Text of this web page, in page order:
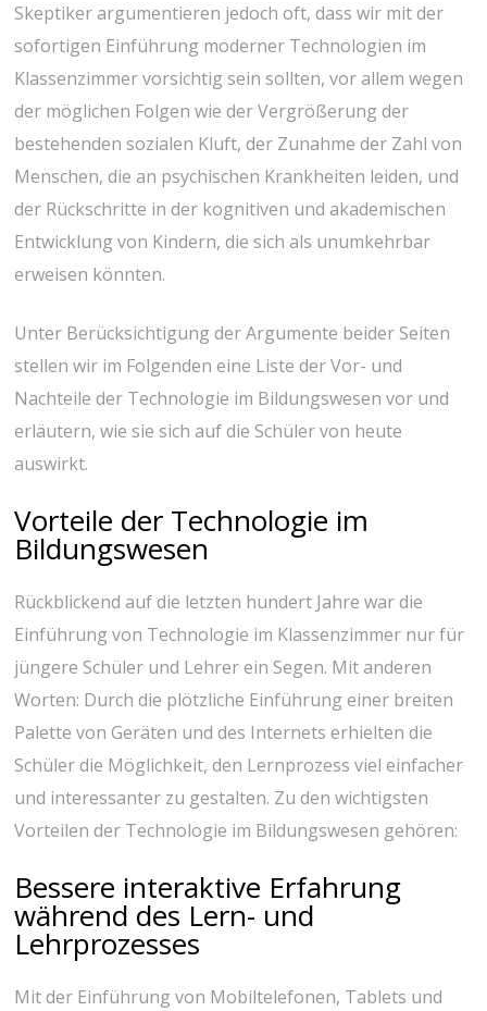
Skeptiker argumentieren jedoch oft, dass wir mit der
sofortigen Einführung moderner Technologien im
Klassenzimmer vorsichtig sein sollten, vor allem wegen
der möglichen Folgen wie der Vergrößerung der
bestehenden sozialen Kluft, der Zunahme der Zahl von
Menschen, die an psychischen Krankheiten leiden, und
der Rückschritte in der kognitiven und akademischen
Entwicklung von Kindern, die sich als unumkehrbar
erweisen könnten.
Unter Berücksichtigung der Argumente beider Seiten
stellen wir im Folgenden eine Liste der Vor- und
Nachteile der Technologie im Bildungswesen vor und
erläutern, wie sie sich auf die Schüler von heute
auswirkt.
Vorteile der Technologie im
Bildungswesen
Rückblickend auf die letzten hundert Jahre war die
Einführung von Technologie im Klassenzimmer nur für
jüngere Schüler und Lehrer ein Segen. Mit anderen
Worten: Durch die plötzliche Einführung einer breiten
Palette von Geräten und des Internets erhielten die
Schüler die Möglichkeit, den Lernprozess viel einfacher
und interessanter zu gestalten. Zu den wichtigsten
Vorteilen der Technologie im Bildungswesen gehören:
Bessere interaktive Erfahrung
während des Lern- und
Lehrprozesses
Mit der Einführung von Mobiltelefonen, Tablets und